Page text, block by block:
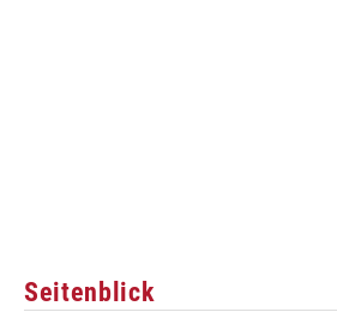
Seitenblick